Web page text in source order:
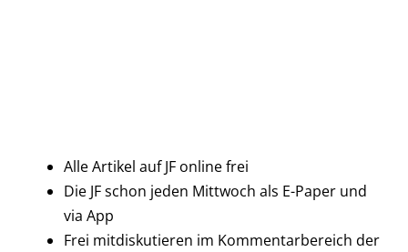
Alle Artikel auf JF online frei
Die JF schon jeden Mittwoch als E-Paper und
via App
Frei mitdiskutieren im Kommentarbereich der